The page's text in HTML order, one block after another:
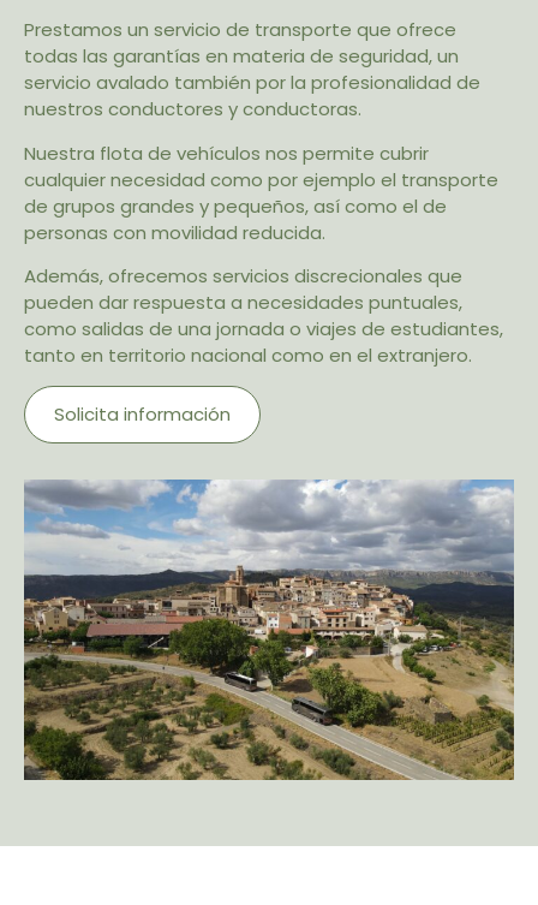
Prestamos un servicio de transporte que ofrece
todas las garantías en materia de seguridad, un
servicio avalado también por la profesionalidad de
nuestros conductores y conductoras.
Nuestra flota de vehículos nos permite cubrir
cualquier necesidad como por ejemplo el transporte
de grupos grandes y pequeños, así como el de
personas con movilidad reducida.
Además, ofrecemos servicios discrecionales que
pueden dar respuesta a necesidades puntuales,
como salidas de una jornada o viajes de estudiantes,
tanto en territorio nacional como en el extranjero.
Solicita información